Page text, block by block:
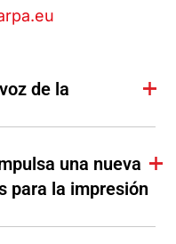
de la
una nueva
para la impresión